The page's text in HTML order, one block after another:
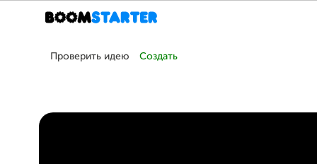
Проверить идею Создать